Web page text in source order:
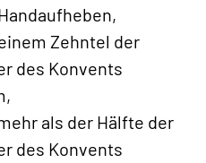
Zehntel der
des Konvents
als der Hälfte der
des Konvents